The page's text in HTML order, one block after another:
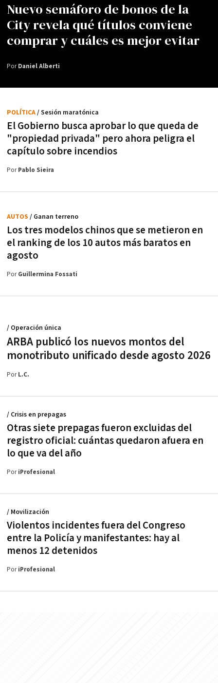
Nuevo semáforo de bonos de la
City revela qué títulos conviene
comprar y cuáles es mejor evitar
PorDaniel Alberti
El Gobierno busca aprobar lo que queda de
"propiedad privada" pero ahora peligra el
capítulo sobre incendios
POLÍTICA/ Sesión maratónica
PorPablo Sieira
Los tres modelos chinos que se metieron en
el ranking de los 10 autos más baratos en
agosto
AUTOS / Ganan terreno
PorGuillermina Fossati
ARBA publicó los nuevos montos del
monotributo unificado desde agosto 2026
/ Operación única
PorL.C.
Otras siete prepagas fueron excluidas del
registro oficial: cuántas quedaron afuera en
lo que va del año
/ Crisis en prepagas
PoriProfesional
Violentos incidentes fuera del Congreso
entre la Policía y manifestantes: hay al
menos 12 detenidos
/ Movilización
PoriProfesional